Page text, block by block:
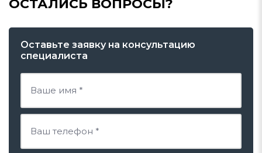
ОСТАЛИСЬ ВОПРОСЫ?
Оставьте заявку на консультацию
специалиста